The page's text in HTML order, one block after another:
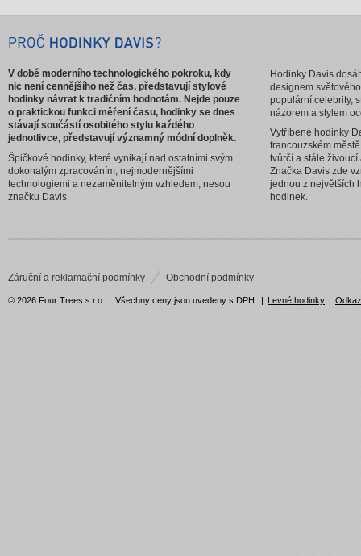
V době moderního technologického pokroku, kdy
nic není cennějšího než čas, představují stylové
hodinky návrat k tradičním hodnotám. Nejde pouze
o praktickou funkci měření času, hodinky se dnes
stávají součástí osobitého stylu každého
jednotlivce, představují významný módní doplněk.
Špičkové hodinky, které vynikají nad ostatními svým
dokonalým zpracováním, nejmodernějšími
technologiemi a nezaměnitelným vzhledem, nesou
značku Davis.
Hodinky Davis
designem
populární celebrity,
názorem a stylem
Vytříbené hodinky
francouzském
tvůrčí a stále
Značka Davis zde
jednou z největších
hodinek.
Záruční a reklamační podmínky Obchodní podmínky
© 2026 Four Trees s.r.o. Všechny ceny jsou uvedeny s DPH. Levné hodinky